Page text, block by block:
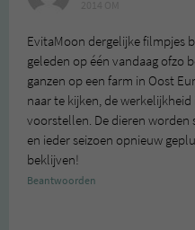
EvitaMoon dergelijke filmpjes
geleden op één vandaag ofzo
ganzen op een farm in Oost
naar te kijken, de
voorstellen. De dieren
en ieder seizoen opnieuw
beklijven!
Beantwoorden